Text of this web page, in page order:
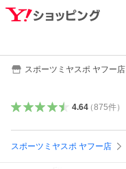
スポーツミヤスポ ヤフー店
4.64（875件）
スポーツミヤスポ ヤフー店